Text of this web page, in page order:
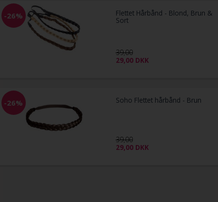
-26% Flettet Hårbånd - Blond, Brun &
Sort
39,00
29,00 DKK
-26% Soho Flettet hårbånd - Brun
39,00
29,00 DKK